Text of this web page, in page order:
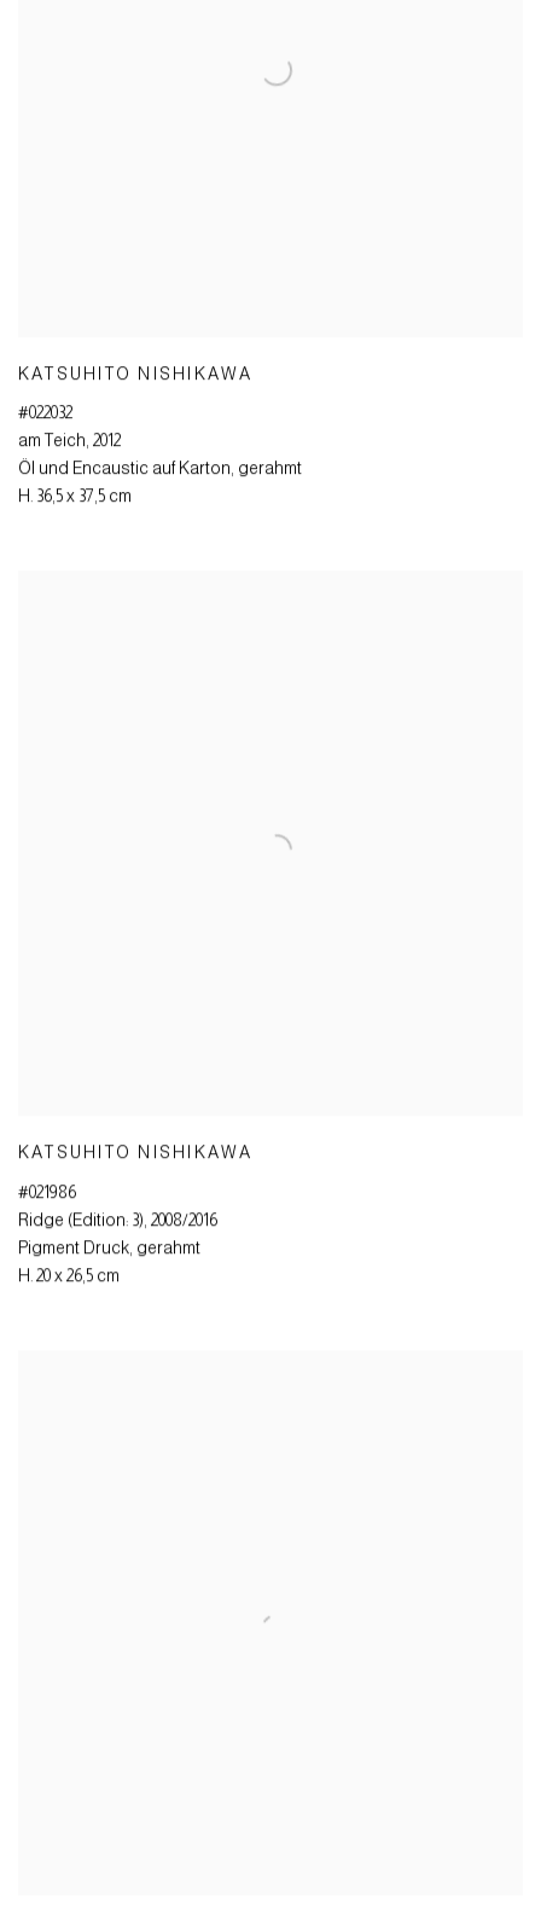
KATSUHITO NISHIKAWA
#022032
am Teich, 2012
Öl und Encaustic auf Karton, gerahmt
H. 36,5 x 37,5 cm
KATSUHITO NISHIKAWA
#021986
Ridge (Edition: 3), 2008/2016
Pigment Druck, gerahmt
H. 20 x 26,5 cm